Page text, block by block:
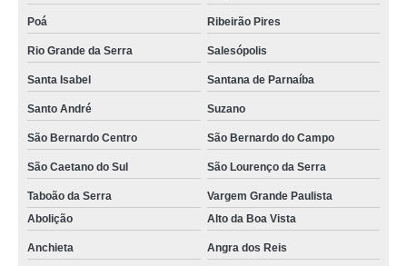
Poá Ribeirão Pires
Rio Grande da Serra Salesópolis
Santa Isabel Santana de Parnaíba
Santo André Suzano
São Bernardo Centro São Bernardo do Campo
São Caetano do Sul São Lourenço da Serra
Taboão da Serra
Vargem Grande Paulista
Abolição
Alto da Boa Vista
Anchieta Angra dos Reis